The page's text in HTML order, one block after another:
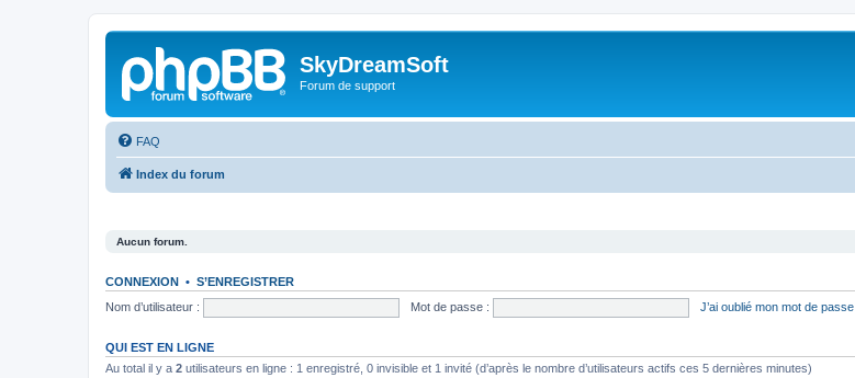
SkyDreamSoft
Forum de support
FAQ
Index du forum
Aucun forum.
CONNEXION • S’ENREGISTRER
Nom d’utilisateur :
Mot de passe : J’ai oublié mon mot de passe
QUI EST EN LIGNE
Au total il y a 2 utilisateurs en ligne : 1 enregistré, 0 invisible et 1 invité (d’après le nombre d’utilisateurs actifs ces 5 dernières minutes)